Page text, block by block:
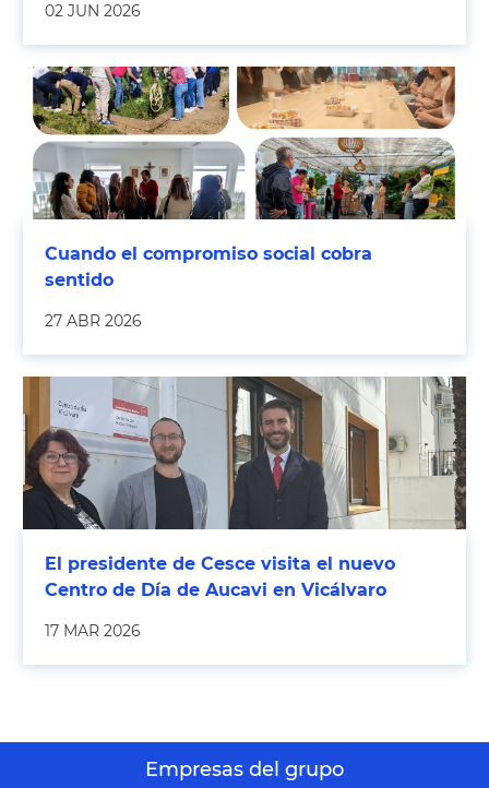
02 JUN 2026
Cuando el compromiso social cobra
sentido
27 ABR 2026
El presidente de Cesce visita el nuevo
Centro de Día de Aucavi en Vicálvaro
17 MAR 2026
Empresas del grupo